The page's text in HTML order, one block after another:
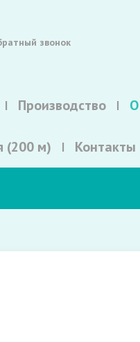
звонок
Производство
(200 м) Контакты